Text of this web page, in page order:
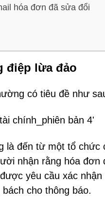
hóa đơn đã sửa đổi
điệp lừa đảo
có tiêu đề như
chính_phiên bản 4'
là đến từ một tổ
nhận rằng hóa
yêu cầu xác
cho thông báo.